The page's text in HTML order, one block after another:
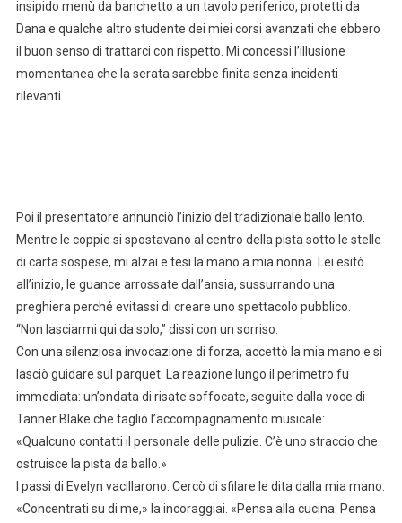
insipido menù da banchetto a un tavolo periferico, protetti da
Dana e qualche altro studente dei miei corsi avanzati che ebbero
il buon senso di trattarci con rispetto. Mi concessi l’illusione
momentanea che la serata sarebbe finita senza incidenti
rilevanti.
Poi il presentatore annunciò l’inizio del tradizionale ballo lento.
Mentre le coppie si spostavano al centro della pista sotto le stelle
di carta sospese, mi alzai e tesi la mano a mia nonna. Lei esitò
all’inizio, le guance arrossate dall’ansia, sussurrando una
preghiera perché evitassi di creare uno spettacolo pubblico.
“Non lasciarmi qui da solo,” dissi con un sorriso.
Con una silenziosa invocazione di forza, accettò la mia mano e si
lasciò guidare sul parquet. La reazione lungo il perimetro fu
immediata: un’ondata di risate soffocate, seguite dalla voce di
Tanner Blake che tagliò l’accompagnamento musicale:
«Qualcuno contatti il personale delle pulizie. C’è uno straccio che
ostruisce la pista da ballo.»
I passi di Evelyn vacillarono. Cercò di sfilare le dita dalla mia mano.
«Concentrati su di me,» la incoraggiai. «Pensa alla cucina. Pensa